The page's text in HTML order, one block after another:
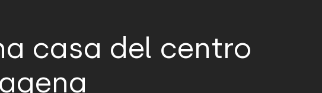
casa del centro